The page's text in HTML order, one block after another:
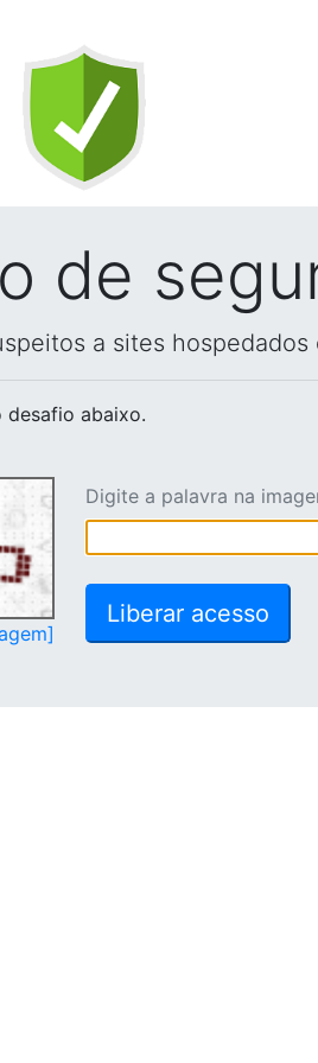
de
a sites hospedados
desafio abaixo.
Digite a palavra na